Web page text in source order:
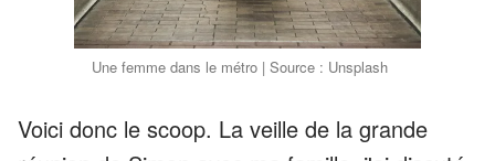
Une femme dans le métro | Source : Unsplash
Voici donc le scoop. La veille de la grande